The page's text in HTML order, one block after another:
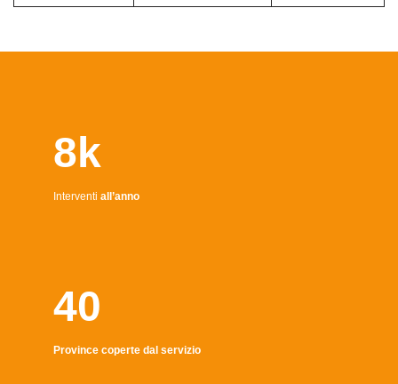
8k
Interventi all’anno
40
Province coperte dal servizio